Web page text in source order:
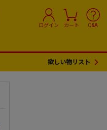
ログイン カート Q&A
欲しい物リスト